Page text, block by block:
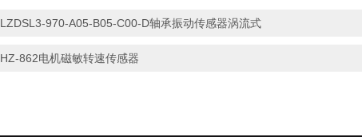
LZDSL3-970-A05-B05-C00-D轴承振动传感器涡流式
HZ-862电机磁敏转速传感器